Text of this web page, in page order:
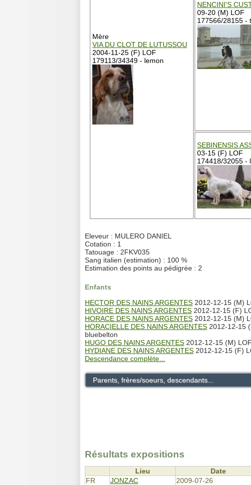
Mère
VIA DU CLOT DE LUTUSSOU
2004-11-25 (F) LOF
179113/34349 - lemon
NENCINI'S
09-20 (M) LOF
177566/28155 -
SEBINENSIS
03-15 (F) LOF
174418/32055 -
Eleveur : MULERO DANIEL
Cotation : 1
Tatouage : 2FKV035
Sang italien (estimation) : 100 %
Estimation des points au pédigrée : 2
Enfants
HECTOR DES NAINS ARGENTES 2012-12-15 (M)
HIVOIRE DES NAINS ARGENTES 2012-12-15 (F)
HORACE DES NAINS ARGENTES 2012-12-15 (M)
HORACIELLE DES NAINS ARGENTES 2012-12-15
bluebelton
HUGO DES NAINS ARGENTES 2012-12-15 (M)
HYDIANE DES NAINS ARGENTES 2012-12-15 (F)
Descendance complète...
Parents, frères/soeurs, descendants...
Résultats expositions
Lieu Date
FR
JONZAC 2009-07-26